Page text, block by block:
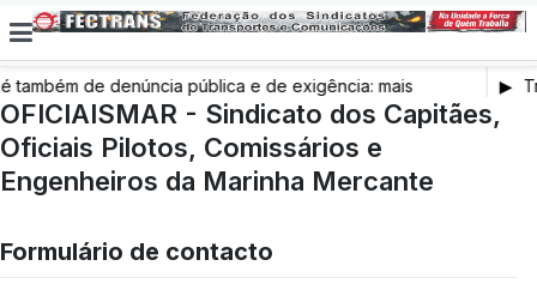
também de denúncia pública e de exigência: mais
saúde, mais condições de trabalho e mais SNS
OFICIAISMAR - Sindicato dos Capitães,
Oficiais Pilotos, Comissários e
Engenheiros da Marinha Mercante
Formulário de contacto